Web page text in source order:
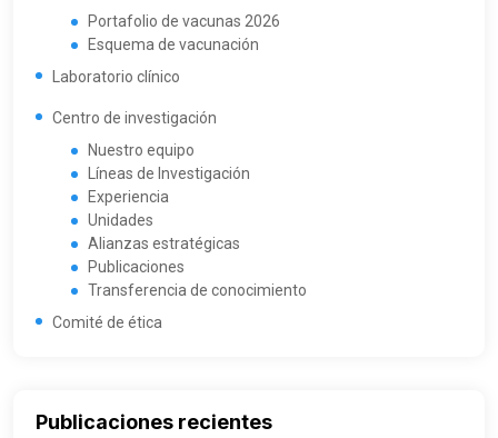
Portafolio de vacunas 2026
Esquema de vacunación
Laboratorio clínico
Centro de investigación
Nuestro equipo
Líneas de Investigación
Experiencia
Unidades
Alianzas estratégicas
Publicaciones
Transferencia de conocimiento
Comité de ética
Publicaciones recientes